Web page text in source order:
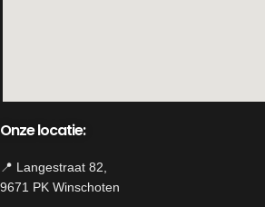
Onze locatie:
📍 Langestraat 82,
9671 PK Winschoten